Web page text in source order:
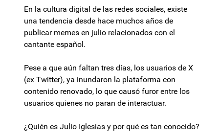
En la cultura digital de las redes sociales, existe
una tendencia desde hace muchos años de
publicar memes en julio relacionados con el
cantante español.
Pese a que aún faltan tres días, los usuarios de X
(ex Twitter), ya inundaron la plataforma con
contenido renovado, lo que causó furor entre los
usuarios quienes no paran de interactuar.
¿Quién es Julio Iglesias y por qué es tan conocido?